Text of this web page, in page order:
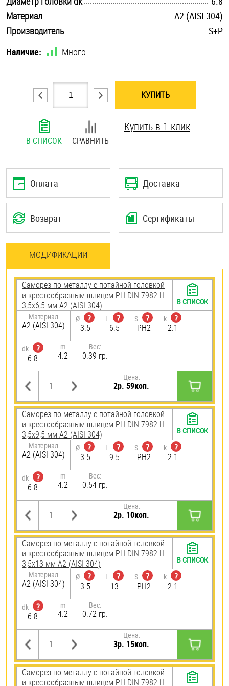
Шплинты
Штифты и пальцы
Материал
А2 (AISI 304)
Производитель
S+P
Наличие:
Много
КУПИТЬ
В СПИСОК СРАВНИТЬ
Купить в 1 клик
Оплата Доставка
Возврат Сертификаты
МОДИФИКАЦИИ
Саморез по металлу с потайной головкой
и крестообразным шлицем PH DIN 7982 H
3,5х6,5 мм А2 (AISI 304)
Материал
А2 (AISI 304)
Ø
?
3.5
L
?
6.5
S
?
PH2
k
?
2.1
dk
?
6.8
m
4.2
Вес:
0.39 гр.
Цена:
2р. 59коп.
В СПИСОК
Саморез по металлу с потайной головкой
и крестообразным шлицем PH DIN 7982 H
3,5х9,5 мм А2 (AISI 304)
Материал
А2 (AISI 304)
Ø
?
3.5
L
?
9.5
S
?
PH2
k
?
2.1
dk
?
6.8
m
4.2
Вес:
0.54 гр.
Цена:
2р. 10коп.
В СПИСОК
Саморез по металлу с потайной головкой
и крестообразным шлицем PH DIN 7982 H
3,5х13 мм А2 (AISI 304)
Материал
А2 (AISI 304)
Ø
?
3.5
L
?
13
S
?
PH2
k
?
2.1
dk
?
6.8
m
4.2
Вес:
0.72 гр.
Цена:
3р. 15коп.
В СПИСОК
Саморез по металлу с потайной головкой
и крестообразным шлицем PH DIN 7982 H